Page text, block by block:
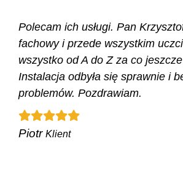
Polecam ich usługi. Pan
fachowy i przede wszystkim
wszystko od A do Z za co
Instalacja odbyła się sprawnie i
problemów. Pozdrawiam.
Piotr Klient